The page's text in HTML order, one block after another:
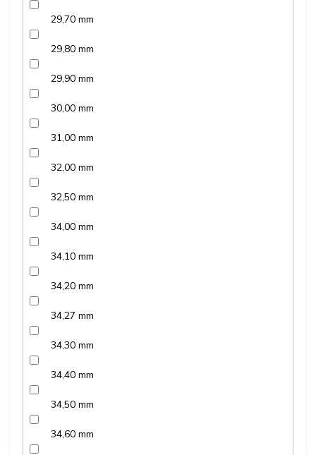
29,70 mm
29,80 mm
29,90 mm
30,00 mm
31,00 mm
32,00 mm
32,50 mm
34,00 mm
34,10 mm
34,20 mm
34,27 mm
34,30 mm
34,40 mm
34,50 mm
34,60 mm